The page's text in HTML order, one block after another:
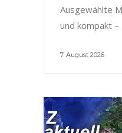
Ausgewählte
und kompakt –
7. August 2026